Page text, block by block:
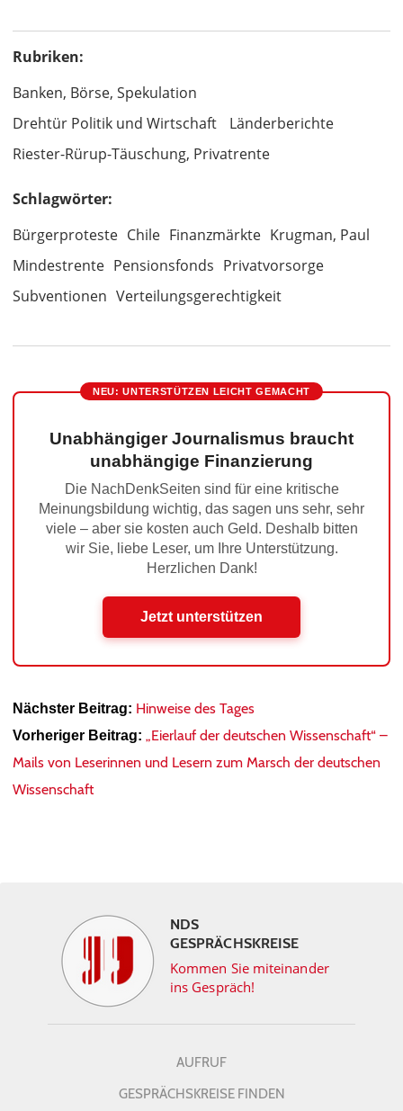
Rubriken:
Banken, Börse, Spekulation
Drehtür Politik und Wirtschaft
Länderberichte
Riester-Rürup-Täuschung, Privatrente
Schlagwörter:
Bürgerproteste Chile Finanzmärkte Krugman, Paul
Mindestrente Pensionsfonds Privatvorsorge
Subventionen Verteilungsgerechtigkeit
NEU: UNTERSTÜTZEN LEICHT GEMACHT
Unabhängiger Journalismus braucht
unabhängige Finanzierung
Die NachDenkSeiten sind für eine kritische
Meinungsbildung wichtig, das sagen uns sehr, sehr
viele – aber sie kosten auch Geld. Deshalb bitten
wir Sie, liebe Leser, um Ihre Unterstützung.
Herzlichen Dank!
Jetzt unterstützen
Nächster Beitrag: Hinweise des Tages
Vorheriger Beitrag: „Eierlauf der deutschen Wissenschaft“ –
Mails von Leserinnen und Lesern zum Marsch der deutschen
Wissenschaft
NDS
GESPRÄCHSKREISE
Kommen Sie miteinander
ins Gespräch!
AUFRUF
GESPRÄCHSKREISE FINDEN